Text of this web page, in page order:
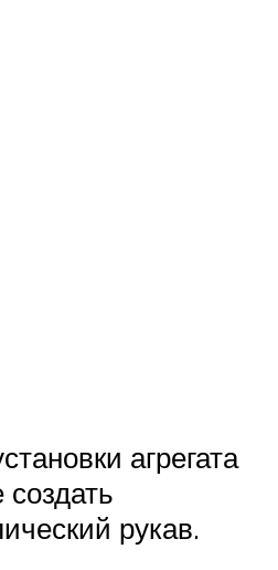
агрегата
рукав.